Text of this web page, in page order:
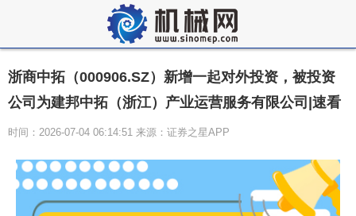
浙商中拓（000906.SZ）新增一起对外投资，被投资
公司为建邦中拓（浙江）产业运营服务有限公司|速看
时间：2026-07-04 06:14:51 来源：证券之星APP